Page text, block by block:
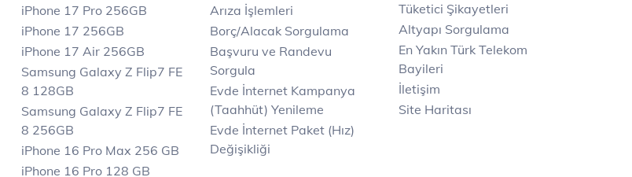
iPhone 17 Pro 256GB
iPhone 17 256GB
iPhone 17 Air 256GB
Samsung Galaxy Z Flip7 FE
8 128GB
Samsung Galaxy Z Flip7 FE
8 256GB
iPhone 16 Pro Max 256 GB
iPhone 16 Pro 128 GB
Arıza İşlemleri
Borç/Alacak Sorgulama
Başvuru ve Randevu
Sorgula
Evde İnternet Kampanya
(Taahhüt) Yenileme
Evde İnternet Paket (Hız)
Değişikliği
Tüketici Şikayetleri
Altyapı Sorgulama
En Yakın Türk Telekom
Bayileri
İletişim
Site Haritası